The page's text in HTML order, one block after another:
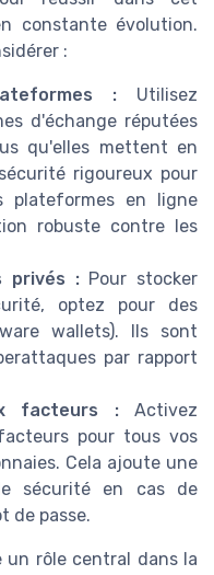
constante évolution.
:
: Utilisez
d'échange réputées
qu'elles mettent en
rigoureux pour
plateformes en ligne
robuste contre les
privés :Pour stocker
optez pour des
wallets). Ils sont
par rapport
facteurs :Activez
pour tous vos
Cela ajoute une
sécurité en cas de
de passe.
un rôle central dans la